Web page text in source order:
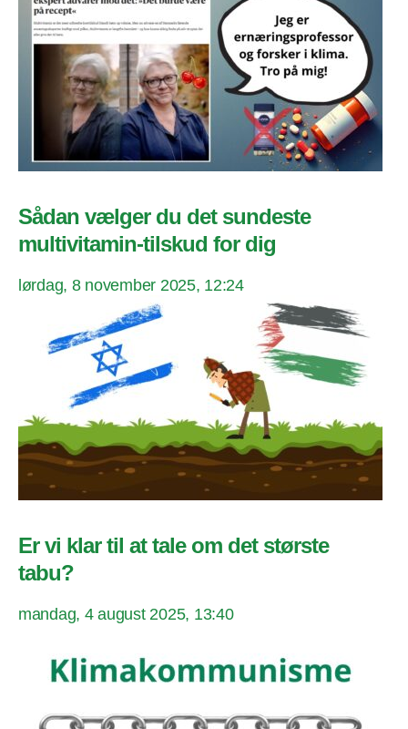
Sådan vælger du det sundeste
multivitamin-tilskud for dig
lørdag, 8 november 2025, 12:24
Er vi klar til at tale om det største
tabu?
mandag, 4 august 2025, 13:40